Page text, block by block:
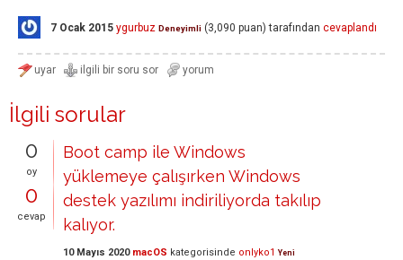
7 Ocak 2015 ygurbuz Deneyimli (3,090 puan) tarafından cevaplandı
İlgili sorular
0
oy
0
cevap
Boot camp ile Windows
yüklemeye çalışırken Windows
destek yazılımı indiriliyorda takılıp
kalıyor.
10 Mayıs 2020 macOS kategorisinde onlyko1 Yeni